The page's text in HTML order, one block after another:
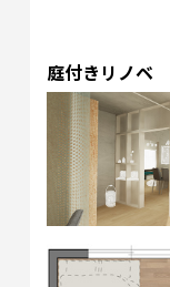
庭付きリノベ